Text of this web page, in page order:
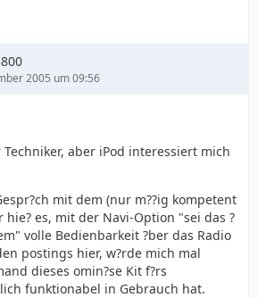
2005 um 09:56
aber iPod interessiert mich
mit dem (nur m??ig kompetent
hie? es, mit der Navi-Option "sei das ?
volle Bedienbarkeit ?ber das Radio
postings hier, w?rde mich mal
dieses omin?se Kit f?rs
funktionabel in Gebrauch hat.